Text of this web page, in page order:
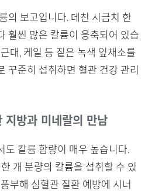
의 보고입니다. 데친 시금치 한
훨씬 많은 칼륨이 응축되어 있습
대, 케일 등 짙은 녹색 잎채소를
꾸준히 섭취하면 혈관 건강 관리
방과 미네랄의 만남
도 칼륨 함량이 매우 높습니다.
개 분량의 칼륨을 섭취할 수 있
부해 심혈관 질환 예방에 시너